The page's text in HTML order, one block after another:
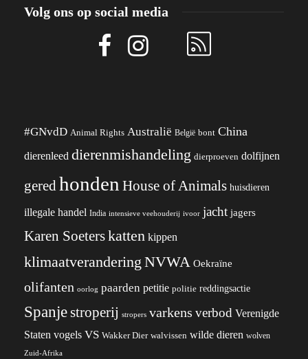
Volg ons op social media
#GNvdD Animal Rights Australië België bont China
dierenleed dierenmishandeling dierproeven dolfijnen
geredhonden House of Animals huisdieren
illegale handel India intensieve veehouderij ivoor jacht jagers
Karen Soeterskatten kippen
klimaatverandering NVWA Oekraïne
olifanten oorlog paarden petitie politie reddingsactie
Spanjestroperij stropers varkens verbod Verenigde
Staten vogels VS Wakker Dier walvissen wilde dieren wolven
Zuid-Afrika